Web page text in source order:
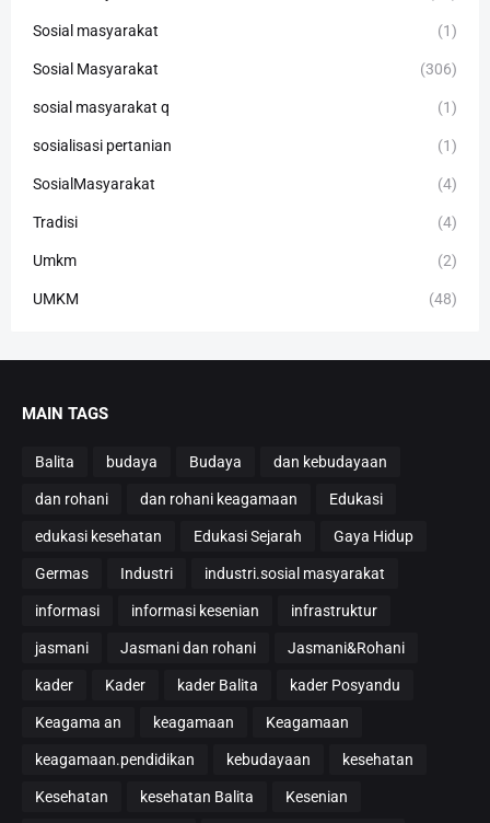
Sosial masyarakat (1)
Sosial Masyarakat (306)
sosial masyarakat q (1)
sosialisasi pertanian (1)
SosialMasyarakat (4)
Tradisi (4)
Umkm (2)
UMKM (48)
MAIN TAGS
Balita budaya Budaya dan kebudayaan
dan rohani dan rohani keagamaan Edukasi
edukasi kesehatan Edukasi Sejarah Gaya Hidup
Germas Industri industri.sosial masyarakat
informasi informasi kesenian infrastruktur
jasmani Jasmani dan rohani Jasmani&Rohani
kader Kader kader Balita kader Posyandu
Keagama an keagamaan Keagamaan
keagamaan.pendidikan kebudayaan kesehatan
Kesehatan kesehatan Balita Kesenian